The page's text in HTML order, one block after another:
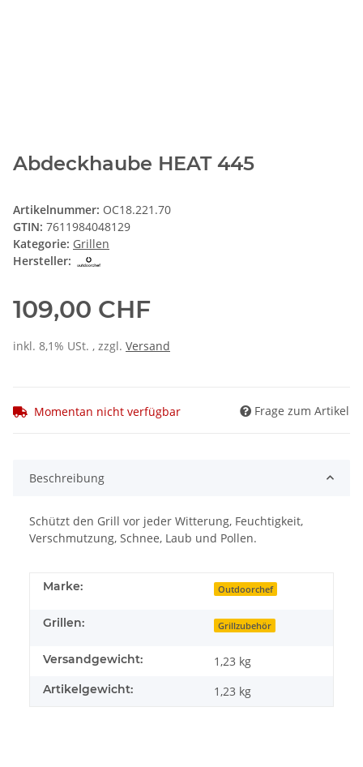
Abdeckhaube HEAT 445
Artikelnummer: OC18.221.70
GTIN: 7611984048129
Kategorie: Grillen
Hersteller:
109,00 CHF
inkl. 8,1% USt. , zzgl. Versand
Momentan nicht verfügbar Frage zum Artikel
Beschreibung
Schützt den Grill vor jeder Witterung, Feuchtigkeit,
Verschmutzung, Schnee, Laub und Pollen.
Marke: Outdoorchef
Grillen: Grillzubehör
Versandgewicht: 1,23 kg
Artikelgewicht: 1,23 kg